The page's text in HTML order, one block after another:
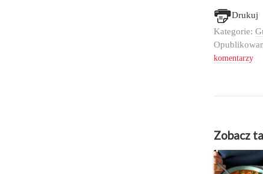
Drukuj
Kategorie:
komentarzy
Zobacz